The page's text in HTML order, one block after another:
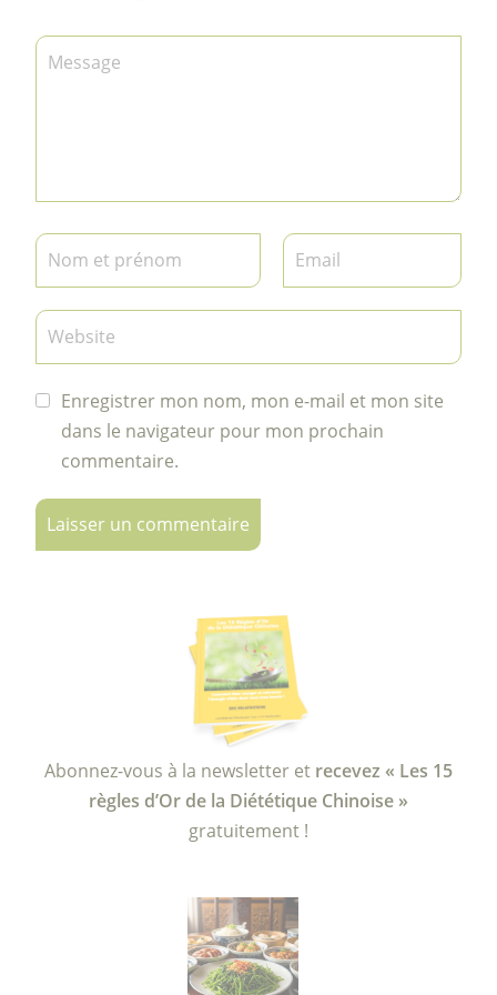
Enregistrer mon nom, mon e-mail et mon site
dans le navigateur pour mon prochain
commentaire.
Abonnez-vous à la newsletter et recevez « Les 15
règles d’Or de la Diététique Chinoise »
gratuitement !